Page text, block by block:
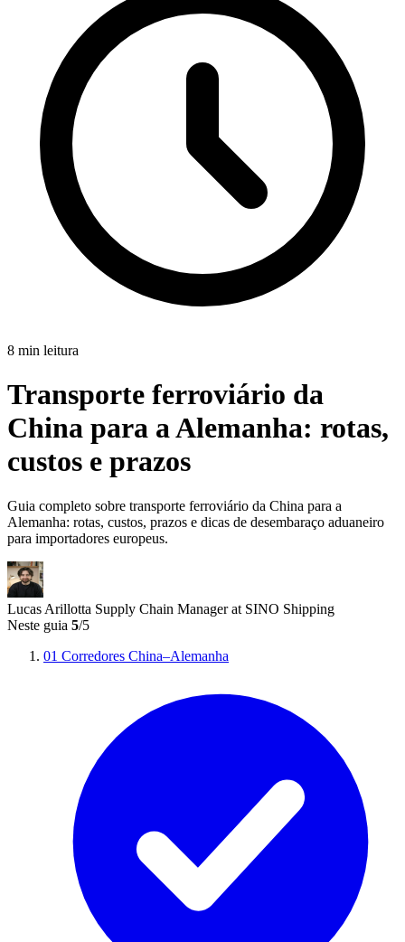
8 min leitura
Transporte ferroviário da
China para a Alemanha: rotas,
custos e prazos
Guia completo sobre transporte ferroviário da China para a
Alemanha: rotas, custos, prazos e dicas de desembaraço aduaneiro
para importadores europeus.
Lucas Arillotta Supply Chain Manager at SINO Shipping
Neste guia 5/5
01 Corredores China–Alemanha